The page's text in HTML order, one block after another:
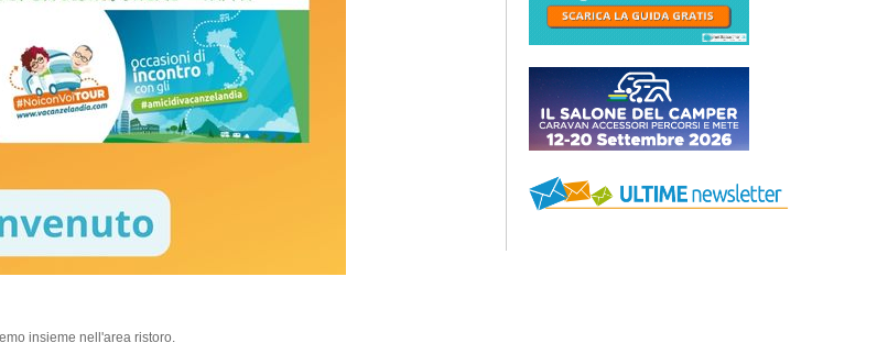
insieme nell'area ristoro.